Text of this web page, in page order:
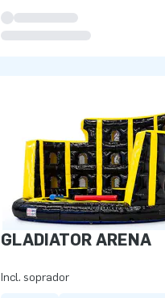
GLADIATOR ARENA
Incl. soprador